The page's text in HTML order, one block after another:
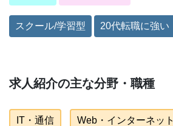
スクール/学習型 20代転職に強い
求人紹介の主な分野・職種
IT・通信 Web・インターネット